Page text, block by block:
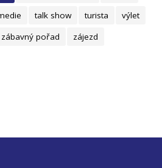
talk show turista
výlet
zábavný pořad zájezd